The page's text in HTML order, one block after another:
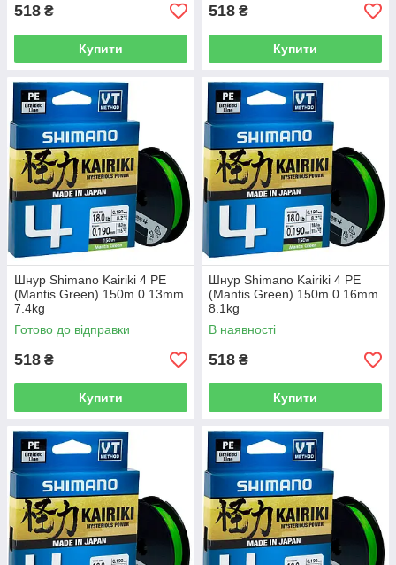
518 ₴
Купити
518 ₴
Купити
Шнур Shimano Kairiki 4 PE
(Mantis Green) 150m 0.13mm
7.4kg
Готово до відправки
518 ₴
Купити
Шнур Shimano Kairiki 4 PE
(Mantis Green) 150m 0.16mm
8.1kg
В наявності
518 ₴
Купити